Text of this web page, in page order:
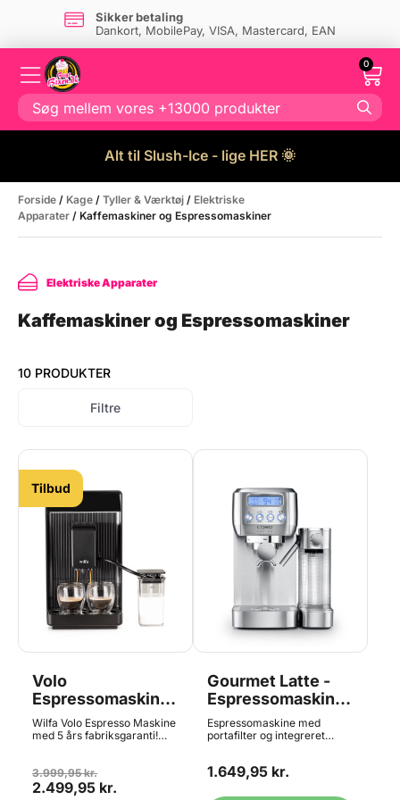
Sikker betaling
Dankort, MobilePay, VISA, Mastercard, EAN
0
Alt til Slush-Ice - lige HER 🌞
Forside / Kage / Tyller & Værktøj / Elektriske
Apparater / Kaffemaskiner og Espressomaskiner
Elektriske Apparater
Kaffemaskiner og Espressomaskiner
10 PRODUKTER
Filtre
Tilbud
Volo
Espressomaskine
- Sort, Wilfa^
Wilfa Volo Espresso Maskine
med 5 års fabriksgaranti!
så du kan lave to kopper
samtidig. Perfekt til det
3.999,95 kr.
2.499,95 kr.
Gourmet Latte -
Espressomaskine,
Caso
Espressomaskine med
portafilter og integreret
køkken Oplev smagen af
1.649,95 kr.